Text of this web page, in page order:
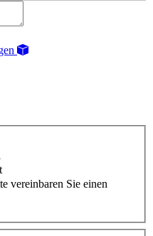
vereinbaren Sie einen